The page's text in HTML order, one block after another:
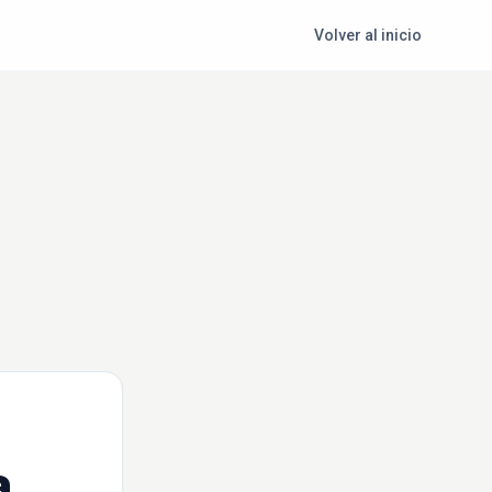
Volver al inicio